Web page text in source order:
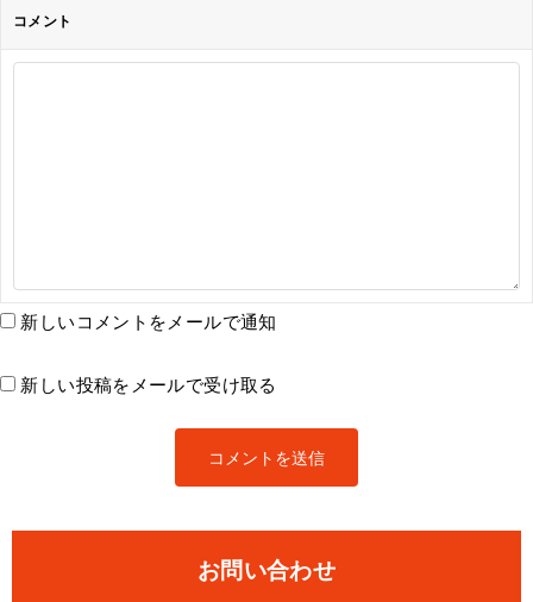
コメント
新しいコメントをメールで通知
新しい投稿をメールで受け取る
お問い合わせ